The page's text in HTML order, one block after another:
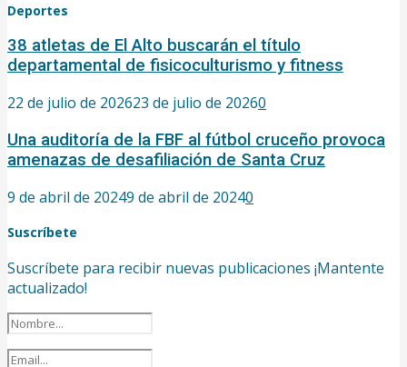
Deportes
38 atletas de El Alto buscarán el título
departamental de fisicoculturismo y fitness
22 de julio de 202623 de julio de 20260
Una auditoría de la FBF al fútbol cruceño provoca
amenazas de desafiliación de Santa Cruz
9 de abril de 20249 de abril de 20240
Suscríbete
Suscríbete para recibir nuevas publicaciones ¡Mantente
actualizado!